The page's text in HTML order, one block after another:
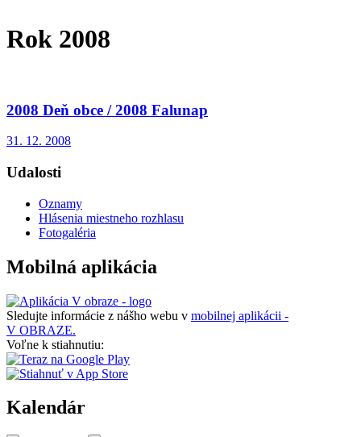
Rok 2008
2008 Deň obce / 2008 Falunap
31. 12. 2008
Udalosti
Oznamy
Hlásenia miestneho rozhlasu
Fotogaléria
Mobilná aplikácia
Sledujte informácie z nášho webu v mobilnej aplikácii -
V OBRAZE.
Voľne k stiahnutiu:
Kalendár